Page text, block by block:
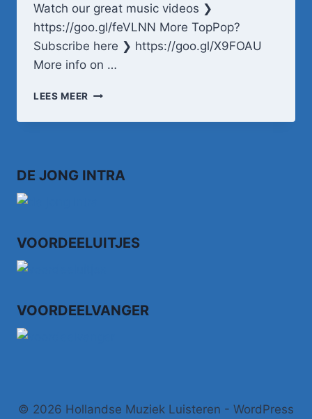
Watch our great music videos ❯
https://goo.gl/feVLNN More TopPop?
Subscribe here ❯ https://goo.gl/X9FOAU
More info on …
LEES MEER LEIDSE
–
MET
DE JONG INTRA
VOORDEELUITJES
VOORDEELVANGER
© 2026 Hollandse Muziek Luisteren - WordPress